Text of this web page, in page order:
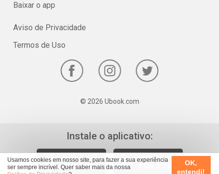
Usamos cookies em nosso site, para fazer a sua experiência
ser sempre incrível. Quer saber mais da nossa
OK,
entendi!
Baixar o app
Aviso de Privacidade
Termos de Uso
© 2026 Ubook.com
Instale o aplicativo: